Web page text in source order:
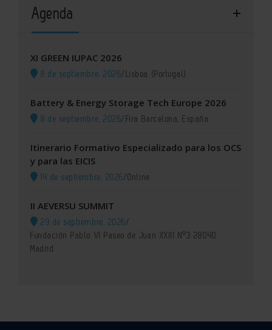
Agenda
XI GREEN IUPAC 2026
8 de septiembre, 2026/Lisboa (Portugal)
Battery & Energy Storage Tech Europe 2026
8 de septiembre, 2026/Fira Barcelona, España
Itinerario Formativo Especializado para los OCS
y para las EICIS
14 de septiembre, 2026/Online
II AEVERSU SUMMIT
29 de septiembre, 2026/
Fundación Pablo VI Paseo de Juan XXIII Nº3 28040
Madrid